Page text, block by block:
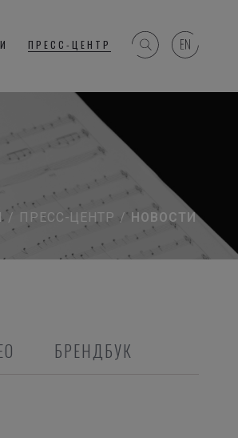
ПРЕСС-ЦЕНТР
/ ПРЕСС-ЦЕНТР / НОВОСТИ
БРЕНДБУК